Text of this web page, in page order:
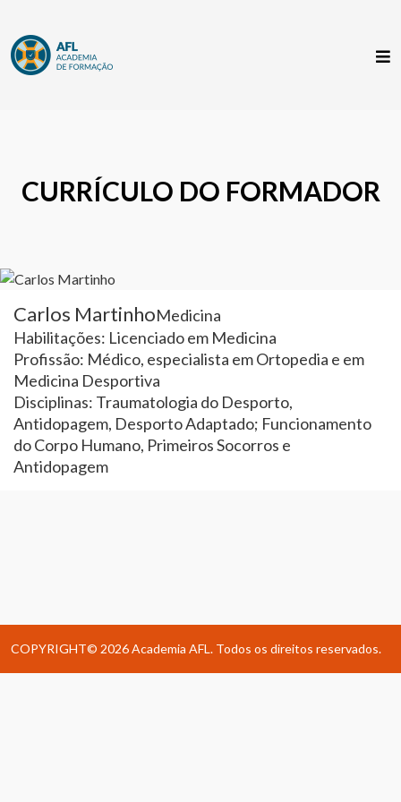
CURRÍCULO DO FORMADOR
Carlos MartinhoMedicina
Habilitações: Licenciado em Medicina
Profissão: Médico, especialista em Ortopedia e em
Medicina Desportiva
Disciplinas: Traumatologia do Desporto,
Antidopagem, Desporto Adaptado; Funcionamento
do Corpo Humano, Primeiros Socorros e
Antidopagem
COPYRIGHT© 2026 Academia AFL. Todos os direitos reservados.